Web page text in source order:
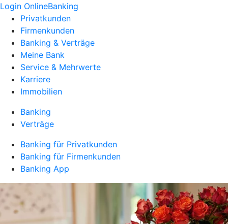
Login OnlineBanking
Privatkunden
Firmenkunden
Banking & Verträge
Meine Bank
Service & Mehrwerte
Karriere
Immobilien
Banking
Verträge
Banking für Privatkunden
Banking für Firmenkunden
Banking App